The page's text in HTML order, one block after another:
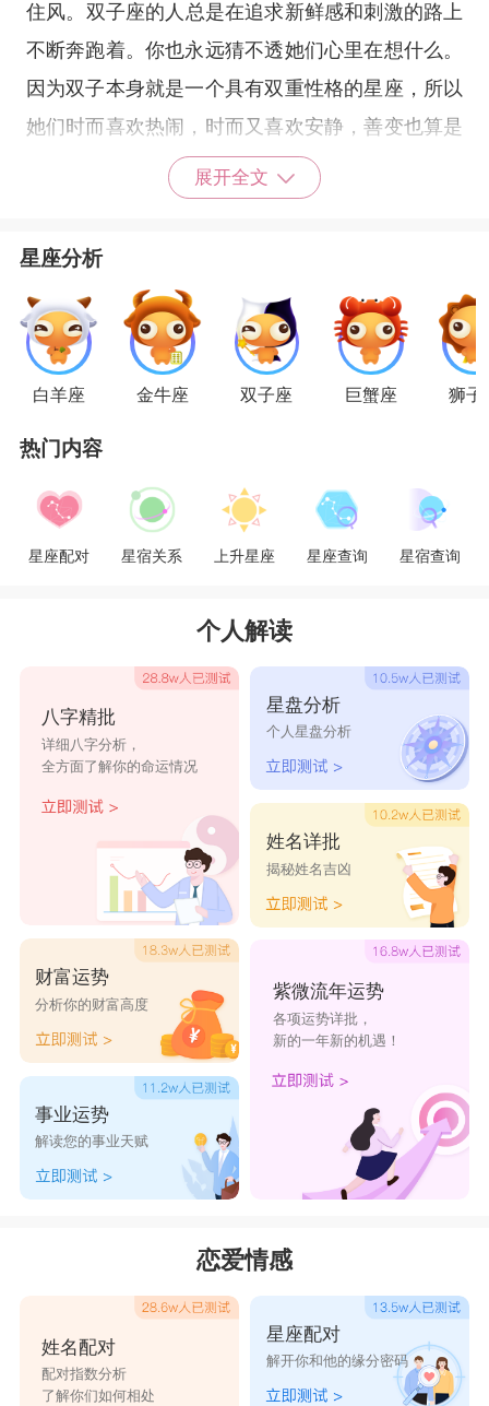
住风。 双子座的人总是在追求新鲜感和刺激的路上
不断奔跑着。你也永远猜不透她们心里在想什么。
因为双子本身就是一个具有双重性格的星座，所以
她们时而喜欢热闹，时而又喜欢安静，善变也算是
她们的标签之一。她们心里会有一些备用人选，也
算是半个完美主义者。她们有一定的审美要求，不
是特别吸引她们的人，她们是不会轻易接受的。
处女女
凡是有着自己的计划并且追求完美的处女座
当
然清楚自己要的是什么样的伴侣啦。 处女座
的追求
完美来源于挑剔，所以她们不会轻易接纳一个人。
处女座的人有属于自己的标准，她们不会以大众的
标准来要求你，但是你要符合她心里的那一套标
准。处女座的人十分理性，不会轻易被打动，俗话
始。但是如果说一开始你就被处女女关进了小黑
屋，那么你可能也不会有再出来的机会了。
敢爱敢恨的天蝎女，对于爱情也有自己的追
求。对于自己不喜欢的人，她们冷若冰山。想要追
求天蝎女的人，首先要学会融化她。要知道，
的人就是一座高大的冰山，如果没有可靠的肩膀
和温度，又怎么会获得她们的芳心呢?
的人
不善于表达，经常把想法放在心里。如果想要入天
蝎座的眼，那么就要学会多用行动来打动她们。因
星座乐原创文章，转载需注明出处
展开全文
星座分析
白羊座 金牛座 双子座 巨蟹座 狮子
热门内容
星座配对 星宿关系 上升星座 星座查询 星宿查询
个人解读
八字精批
详细八字分析，
全方面了解你的命运情况
财富运势
分析你的财富高度
事业运势
解读您的事业天赋
星盘分析
个人星盘分析
姓名详批
揭秘姓名吉凶
紫微流年运势
各项运势详批，
新的一年新的机遇！
恋爱情感
姓名配对
配对指数分析
了解你们如何相处
星座配对
解开你和他的缘分密码